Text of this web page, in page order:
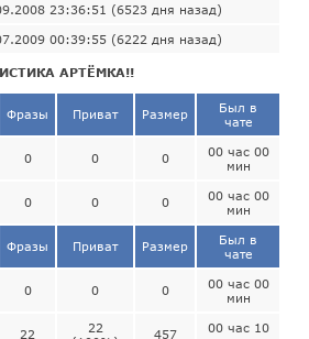
23:36:51 (6523 дня назад)
00:39:55 (6222 дня назад)
АРТЁМКА!!
Фразы Приват Размер
Был в
чате
0 0 0
00 час 00
мин
0 0 0
00 час 00
мин
Фразы Приват Размер
Был в
чате
0 0 0
00 час 00
мин
22
22
457
00 час 10